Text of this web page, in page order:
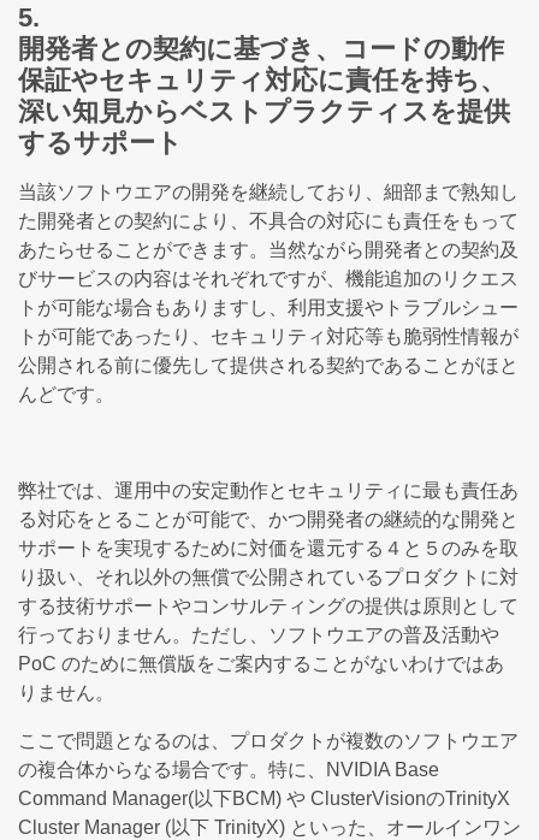
5.
開発者との契約に基づき、コードの動作
保証やセキュリティ対応に責任を持ち、
深い知見からベストプラクティスを提供
するサポート
当該ソフトウエアの開発を継続しており、細部まで熟知し
た開発者との契約により、不具合の対応にも責任をもって
あたらせることができます。当然ながら開発者との契約及
びサービスの内容はそれぞれですが、機能追加のリクエス
トが可能な場合もありますし、利用支援やトラブルシュー
トが可能であったり、セキュリティ対応等も脆弱性情報が
公開される前に優先して提供される契約であることがほと
んどです。
弊社では、運用中の安定動作とセキュリティに最も責任あ
る対応をとることが可能で、かつ開発者の継続的な開発と
サポートを実現するために対価を還元する４と５のみを取
り扱い、それ以外の無償で公開されているプロダクトに対
する技術サポートやコンサルティングの提供は原則として
行っておりません。ただし、ソフトウエアの普及活動や
PoC のために無償版をご案内することがないわけではあ
りません。
ここで問題となるのは、プロダクトが複数のソフトウエア
の複合体からなる場合です。特に、NVIDIA Base
Command Manager(以下BCM) や ClusterVisionのTrinityX
Cluster Manager (以下 TrinityX) といった、オールインワン